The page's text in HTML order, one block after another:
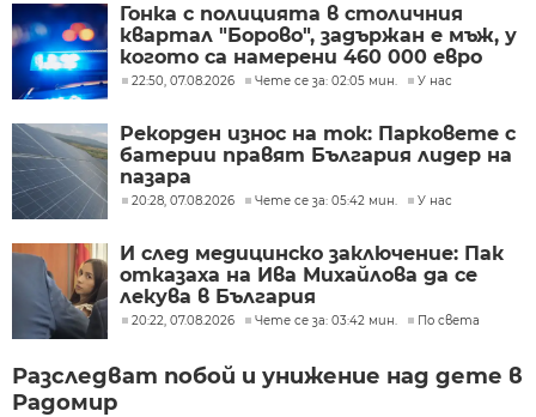
Гонка с полицията в столичния
квартал "Борово", задържан е мъж, у
когото са намерени 460 000 евро
22:50, 07.08.2026 Чете се за: 02:05 мин. У нас
Рекорден износ на ток: Парковете с
батерии правят България лидер на
пазара
20:28, 07.08.2026 Чете се за: 05:42 мин. У нас
И след медицинско заключение: Пак
отказаха на Ива Михайлова да се
лекува в България
20:22, 07.08.2026 Чете се за: 03:42 мин. По света
Разследват побой и унижение над дете в
Радомир